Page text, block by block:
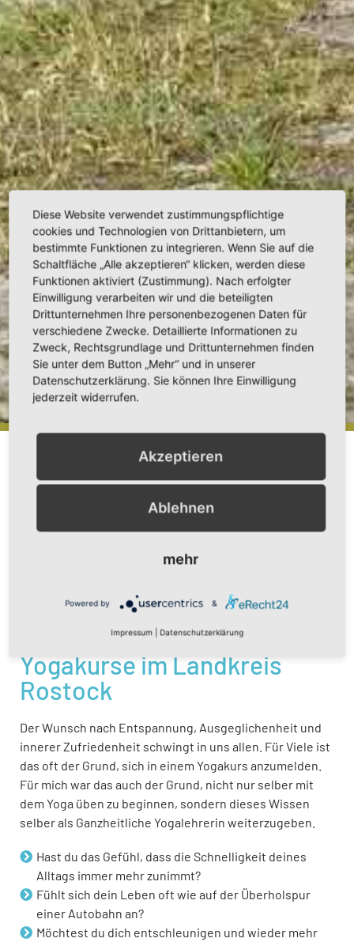
beschreiben, man muss ihn erfahren.“
B.K.S. Iyengar
Yogakurse im Landkreis
Rostock
Der Wunsch nach Entspannung, Ausgeglichenheit und
innerer Zufriedenheit schwingt in uns allen. Für Viele ist
das oft der Grund, sich in einem Yogakurs anzumelden.
Für mich war das auch der Grund, nicht nur selber mit
dem Yoga üben zu beginnen, sondern dieses Wissen
selber als Ganzheitliche Yogalehrerin weiterzugeben.
Hast du das Gefühl, dass die Schnelligkeit deines
Alltags immer mehr zunimmt?
Fühlt sich dein Leben oft wie auf der Überholspur
einer Autobahn an?
Möchtest du dich entschleunigen und wieder mehr
Diese Website verwendet zustimmungspflichtige
cookies und Technologien von Drittanbietern, um
bestimmte Funktionen zu integrieren. Wenn Sie auf die
Schaltfläche „Alle akzeptieren“ klicken, werden diese
Funktionen aktiviert (Zustimmung). Nach erfolgter
Einwilligung verarbeiten wir und die beteiligten
Drittunternehmen Ihre personenbezogenen Daten für
verschiedene Zwecke. Detaillierte Informationen zu
Zweck, Rechtsgrundlage und Drittunternehmen finden
Sie unter dem Button „Mehr“ und in unserer
Datenschutzerklärung. Sie können Ihre Einwilligung
jederzeit widerrufen.
Akzeptieren
Ablehnen
mehr
Powered by &
Impressum Datenschutzerklärung